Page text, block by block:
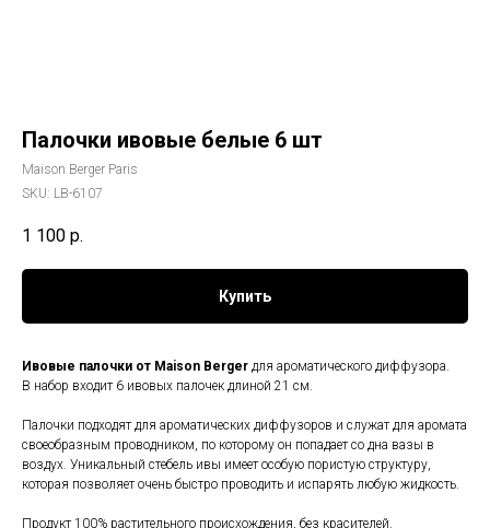
Палочки ивовые белые 6 шт
Maison Berger Paris
SKU: LB-6107
1 100 р.
Купить
Ивовые палочки от Maison Berger для ароматического диффузора.
В набор входит 6 ивовых палочек длиной 21 см.
Палочки подходят для ароматических диффузоров и служат для аромата
своеобразным проводником, по которому он попадает со дна вазы в
воздух. Уникальный стебель ивы имеет особую пористую структуру,
которая позволяет очень быстро проводить и испарять любую жидкость.
Продукт 100% растительного происхождения, без красителей.